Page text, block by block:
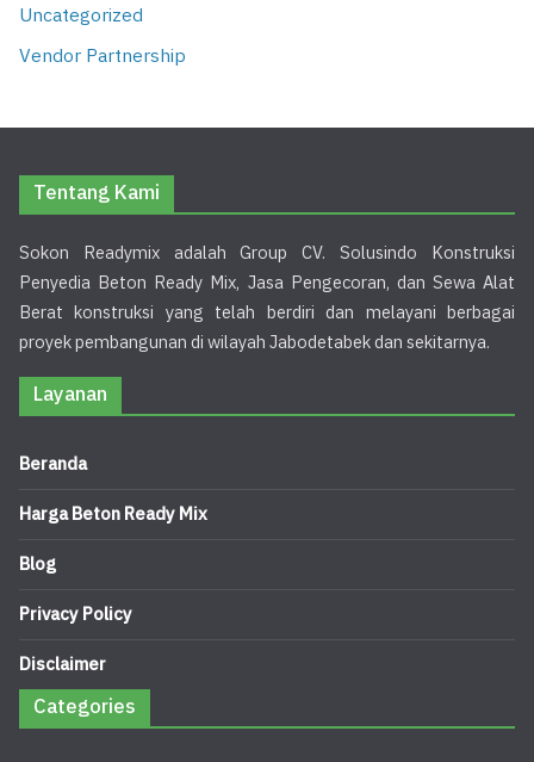
Uncategorized
Vendor Partnership
Tentang Kami
Sokon Readymix adalah Group CV. Solusindo Konstruksi
Penyedia Beton Ready Mix, Jasa Pengecoran, dan Sewa Alat
Berat konstruksi yang telah berdiri dan melayani berbagai
proyek pembangunan di wilayah Jabodetabek dan sekitarnya.
Layanan
Beranda
Harga Beton Ready Mix
Blog
Privacy Policy
Disclaimer
Categories